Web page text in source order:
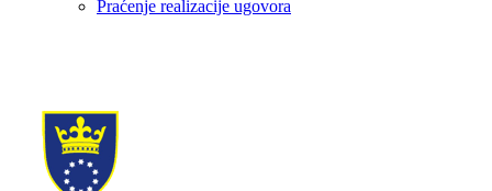
Praćenje realizacije ugovora